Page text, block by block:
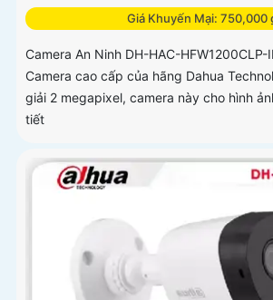
Giá Khuyến Mại: 750,000
Camera An Ninh DH-HAC-HFW1200CLP-
Camera cao cấp của hãng Dahua
giải 2 megapixel, camera này cho hình
tiết